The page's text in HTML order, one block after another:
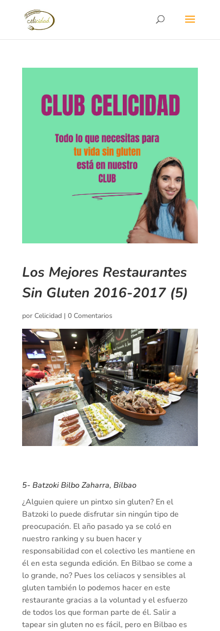
Los Mejores Restaurantes
Sin Gluten 2016-2017 (5)
por Celicidad| 0 Comentarios
5- Batzoki Bilbo Zaharra, Bilbao
¿Alguien quiere un pintxo sin gluten? En el
Batzoki lo puede disfrutar sin ningún tipo de
preocupación. El año pasado ya se coló en
nuestro ranking y su buen hacer y
responsabilidad con el colectivo les mantiene en
él en esta segunda edición. En Bilbao se come a
lo grande, no? Pues los celiacos y sensibles al
gluten también lo podemos hacer en este
restaurante gracias a la voluntad y el esfuerzo
de todos los que forman parte de él. Salir a
tapear sin gluten no es fácil, pero en Bilbao es